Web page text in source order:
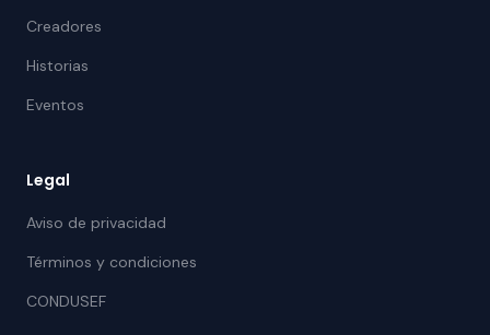
Creadores
Historias
Eventos
Legal
Aviso de privacidad
Términos y condiciones
CONDUSEF